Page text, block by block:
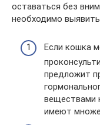
оставаться без
необходимо
Если кошка
предложит
веществами
имеют